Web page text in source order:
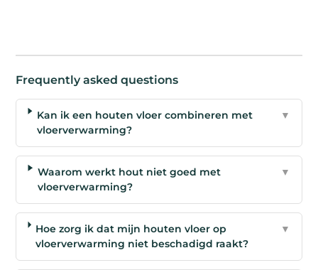
Frequently asked questions
Kan ik een houten vloer combineren met
vloerverwarming?
▼
Waarom werkt hout niet goed met
vloerverwarming?
▼
Hoe zorg ik dat mijn houten vloer op
vloerverwarming niet beschadigd raakt?
▼